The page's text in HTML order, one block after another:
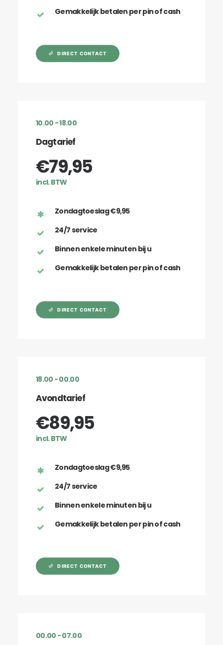
Gemakkelijk betalen per pin of cash
DIRECT CONTACT
10.00 - 18.00
Dagtarief
€79,95
incl. BTW
Zondagtoeslag €9,95
24/7 service
Binnen enkele minuten bij u
Gemakkelijk betalen per pin of cash
DIRECT CONTACT
18.00 - 00.00
Avondtarief
€89,95
incl. BTW
Zondagtoeslag €9,95
24/7 service
Binnen enkele minuten bij u
Gemakkelijk betalen per pin of cash
DIRECT CONTACT
00.00 - 07.00